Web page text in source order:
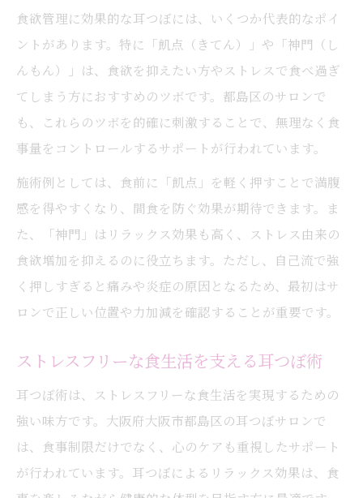
食欲管理に効果的な耳つぼには、いくつか代表的なポイ
ントがあります。特に「飢点（きてん）」や「神門（し
んもん）」は、食欲を抑えたい方やストレスで食べ過ぎ
てしまう方におすすめのツボです。都島区のサロンで
も、これらのツボを的確に刺激することで、無理なく食
事量をコントロールするサポートが行われています。
施術例としては、食前に「飢点」を軽く押すことで満腹
感を得やすくなり、間食を防ぐ効果が期待できます。ま
た、「神門」はリラックス効果も高く、ストレス由来の
食欲増加を抑えるのに役立ちます。ただし、自己流で強
く押しすぎると痛みや炎症の原因となるため、最初はサ
ロンで正しい位置や力加減を確認することが重要です。
ストレスフリーな食生活を支える耳つぼ術
耳つぼ術は、ストレスフリーな食生活を実現するための
強い味方です。大阪府大阪市都島区の耳つぼサロンで
は、食事制限だけでなく、心のケアも重視したサポート
が行われています。耳つぼによるリラックス効果は、食